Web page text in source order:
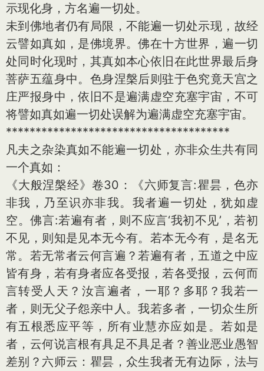
示现化身，方名遍一切处。
未到佛地者仍有局限，不能遍一切处示现，故经
云譬如真如，是佛境界。佛在十方世界，遍一切
处同时化现时，其真如本心依旧在此世界最后身
菩萨五蕴身中。色身涅槃后则驻于色究竟天宫之
庄严报身中，依旧不是遍满虚空充塞宇宙，不可
将譬如真如遍一切处误解为遍满虚空充塞宇宙。
**************************************
凡夫之杂染真如不能遍一切处，亦非众生共有同
一个真如：
《大般涅槃经》卷30：《六师复言:瞿昙，色亦
非我，乃至识亦非我。我者遍一切处，犹如虚
空。佛言:若遍有者，则不应言‘我初不见’，若初
不见，则知是见本无今有。若本无今有，是名无
常。若无常者云何言遍？若遍有者，五道之中应
皆有身，若有身者应各受报，若各受报，云何而
言转受人天？汝言遍者，一耶？多耶？我若一
者，则无父子怨亲中人。我若多者，一切众生所
有五根悉应平等，所有业慧亦应如是。若如是
者，云何说言根有具足不具足者？善业恶业愚智
差别？六师云：瞿昙，众生我者无有边际，法与